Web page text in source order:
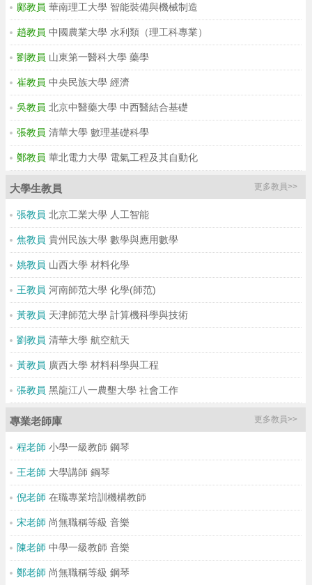
鄺教員 華南理工大學 智能裝備與機械制造
趙教員 中國農業大學 水利類（理工科專業）
劉教員 山東第一醫科大學 藥學
崔教員 中央民族大學 經濟
吳教員 北京中醫藥大學 中西醫結合基礎
張教員 清華大學 數理基礎科學
鄭教員 華北電力大學 電氣工程及其自動化
更多教員>>
大學生教員
張教員 北京工業大學 人工智能
焦教員 貴州民族大學 數學與應用數學
姚教員 山西大學 材料化學
王教員 河南師范大學 化學(師范)
黃教員 天津師范大學 計算機科學與技術
劉教員 清華大學 航空航天
黃教員 廣西大學 材料科學與工程
張教員 黑龍江八一農墾大學 社會工作
更多教員>>
專業老師庫
程老師 小學一級教師 鋼琴
王老師 大學講師 鋼琴
倪老師 在職專業培訓機構教師
宋老師 尚無職稱等級 音樂
陳老師 中學一級教師 音樂
鄭老師 尚無職稱等級 鋼琴